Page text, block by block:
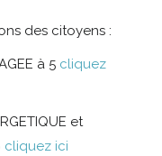
des citoyens :
à 5 cliquez
et
cliquez ici